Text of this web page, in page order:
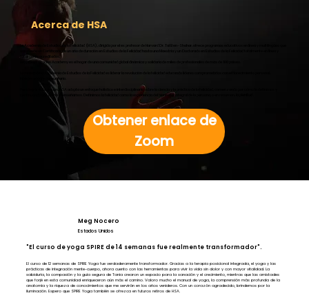
Acerca de HSA
La Academia de Estudios de la Felicidad (HSA), dirigida por el ex profesor de Harvard Dr. Tal Ben-Shahar, ofrece programas educativos en línea y multilingües que
van desde un Certificado de un año de duración en Estudios de la Felicidad hasta una Maestría y un Doctorado en Estudios de la Felicidad totalmente en línea y
totalmente acreditados.
Happiness Studies Academy es el hogar de una comunidad global dinámica y solidaria de miles de profesionales de más de 100 países.
La misión de la Academia de Estudios de la Felicidad es liderar la revolución de la felicidad educando líderes comprometidos con el florecimiento personal,
interpersonal y comunitario.
Para lograr esta misión, HSA adopta un enfoque holístico e interdisciplinario sobre la ciencia y la práctica de la felicidad, comenzando por cómo la definimos y
continuando con cómo la enseñamos. Definimos la felicidad como la experiencia del bienestar integral de la persona, o en resumen,
Obtener enlace de
Zoom
Meg Nocero
Estados Unidos
"El curso de yoga SPIRE de 14 semanas fue realmente transformador".
El curso de 12 semanas de SPIRE Yoga fue verdaderamente transformador. Gracias a la terapia posicional integrada, el yoga y las
prácticas de integración mente-cuerpo, ahora cuento con las herramientas para vivir la vida sin dolor y con mayor vitalidad. La
sabiduría, la compasión y la guía segura de Tania crearon un espacio para la sanación y el crecimiento, mientras que las amistades
que forjé en esta comunidad enriqueceron aún más el camino. Valoro mucho el manual de yoga, la comprensión más profunda de la
anatomía y la riqueza de conocimientos que me servirán en los años venideros. Con un corazón agradecido, brindemos por la
iluminación. Espero que SPIRE Yoga también se ofrezca en futuros retiros de HSA.